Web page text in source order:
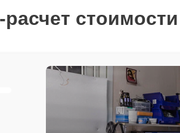
расчет